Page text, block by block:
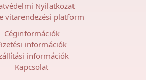
Nyilatkozat
vitarendezési platform
Céginformációk
információk
információk
Kapcsolat